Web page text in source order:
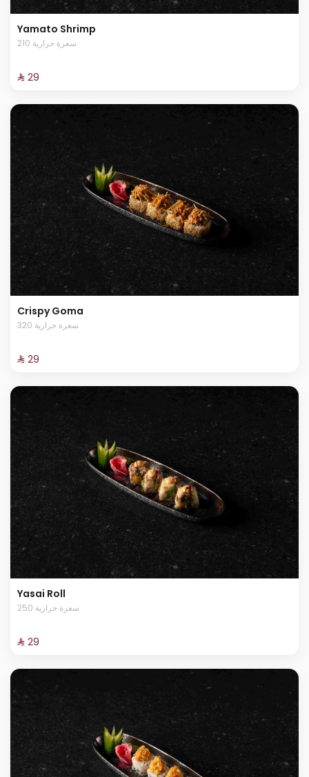
Yamato Shrimp
210 سعرة حرارية
⁨⁦‪‬ 29⁩
Crispy Goma
320 سعرة حرارية
⁨⁦‪‬ 29⁩
Yasai Roll
250 سعرة حرارية
⁨⁦‪‬ 29⁩